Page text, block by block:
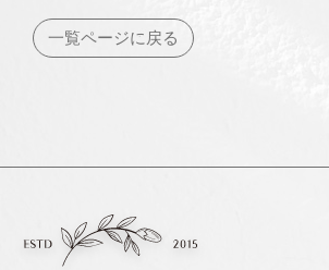
一覧ページに戻る